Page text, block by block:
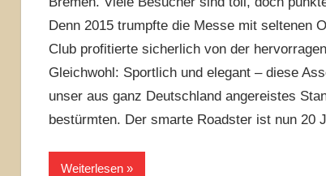
Denn 2015 trumpfte die Messe mit seltenen
Club profitierte sicherlich von der
Gleichwohl: Sportlich und elegant – diese
unser aus ganz Deutschland angereistes
bestürmten. Der smarte Roadster ist nun 20
Weiterlesen